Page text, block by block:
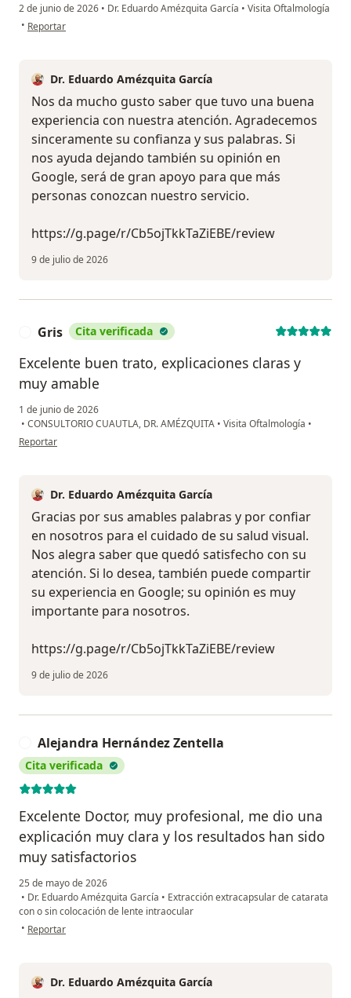
2 de junio de 2026 • Dr. Eduardo Amézquita García • Visita Oftalmología
• en opinión del usuario Andrea L.
Reportar
Dr. Eduardo Amézquita García
Nos da mucho gusto saber que tuvo una buena
experiencia con nuestra atención. Agradecemos
sinceramente su confianza y sus palabras. Si
nos ayuda dejando también su opinión en
Google, será de gran apoyo para que más
personas conozcan nuestro servicio.
https://g.page/r/Cb5ojTkkTaZiEBE/review
9 de julio de 2026
Gris Cita verificada
Excelente buen trato, explicaciones claras y
muy amable
1 de junio de 2026
• CONSULTORIO CUAUTLA, DR. AMÉZQUITA • Visita Oftalmología •
en opinión del usuario Gris
Reportar
Dr. Eduardo Amézquita García
Gracias por sus amables palabras y por confiar
en nosotros para el cuidado de su salud visual.
Nos alegra saber que quedó satisfecho con su
atención. Si lo desea, también puede compartir
su experiencia en Google; su opinión es muy
importante para nosotros.
https://g.page/r/Cb5ojTkkTaZiEBE/review
9 de julio de 2026
Alejandra Hernández Zentella
Cita verificada
Excelente Doctor, muy profesional, me dio una
explicación muy clara y los resultados han sido
muy satisfactorios
25 de mayo de 2026
• Dr. Eduardo Amézquita García • Extracción extracapsular de catarata
con o sin colocación de lente intraocular
• en opinión del usuario Alejandra Hernández Zentella
Reportar
Dr. Eduardo Amézquita García